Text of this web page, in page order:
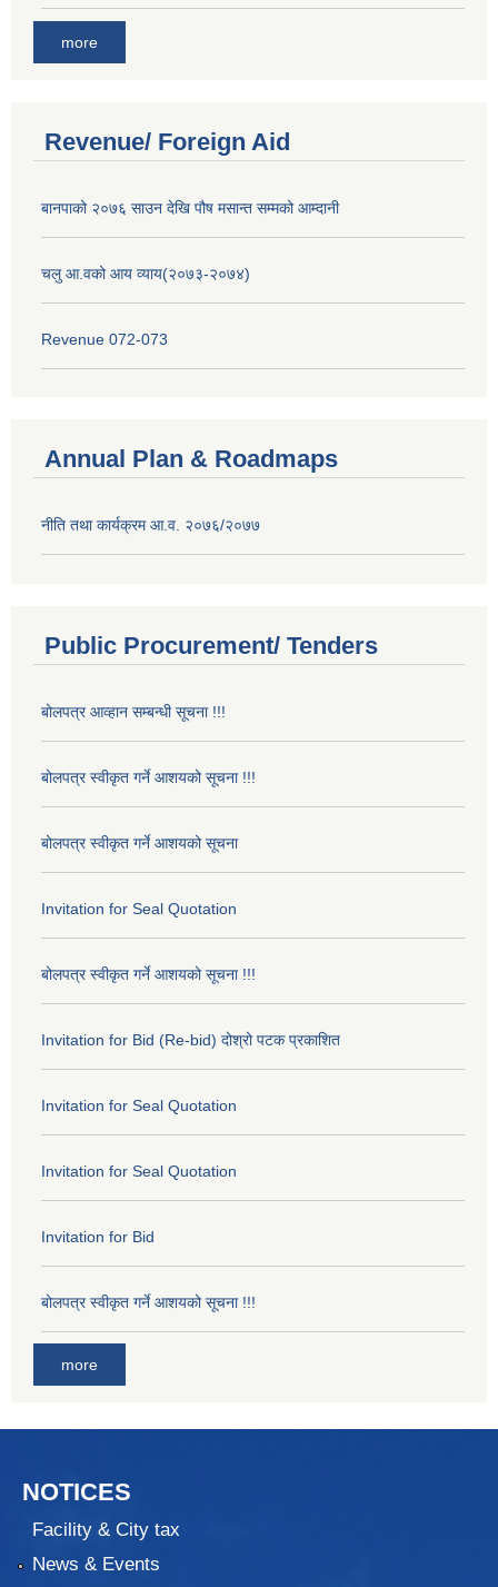
more
Revenue/ Foreign Aid
बानपाको २०७६ साउन देखि पौष मसान्त सम्मको आम्दानी
चलु आ.वको आय व्याय(२०७३-२०७४)
Revenue 072-073
Annual Plan & Roadmaps
नीति तथा कार्यक्रम आ.व. २०७६/२०७७
Public Procurement/ Tenders
बोलपत्र आव्हान सम्बन्धी सूचना !!!
बोलपत्र स्वीकृत गर्ने आशयको सूचना !!!
बोलपत्र स्वीकृत गर्ने आशयको सूचना
Invitation for Seal Quotation
बोलपत्र स्वीकृत गर्ने आशयको सूचना !!!
Invitation for Bid (Re-bid) दोश्रो पटक प्रकाशित
Invitation for Seal Quotation
Invitation for Seal Quotation
Invitation for Bid
बोलपत्र स्वीकृत गर्ने आशयको सूचना !!!
more
NOTICES
Facility & City tax
News & Events